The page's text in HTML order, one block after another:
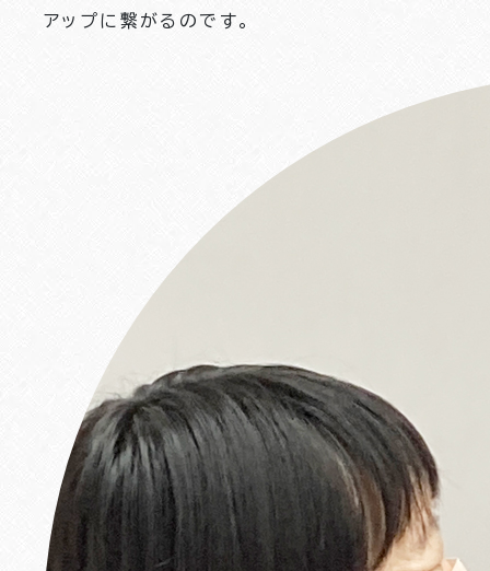
アップに繋がるのです。